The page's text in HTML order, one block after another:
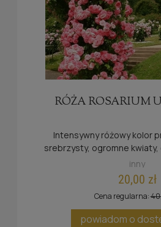
RÓŻA ROSARIUM
Intensywny różowy kolor
srebrzysty, ogromne
Róża również nadaje
inny
20,00 zł
Cena regularna:
powiadom o